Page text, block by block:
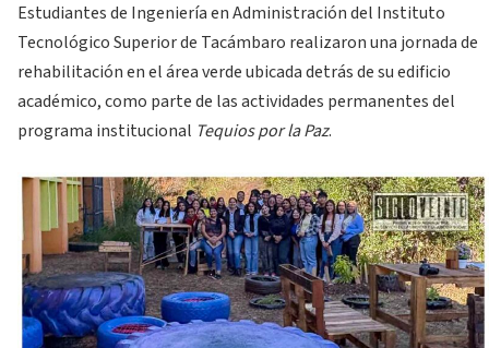
Estudiantes de Ingeniería en Administración del Instituto
Tecnológico Superior de Tacámbaro realizaron una jornada de
rehabilitación en el área verde ubicada detrás de su edificio
académico, como parte de las actividades permanentes del
programa institucional Tequios por la Paz.